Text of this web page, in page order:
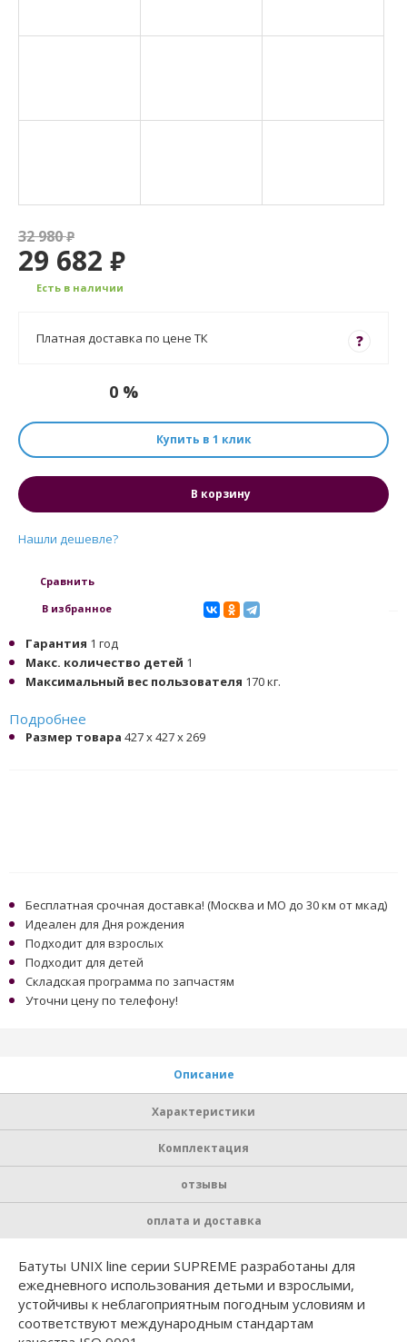
32 980₽
29 682 ₽
Есть в наличии
?
Платная доставка по цене ТК
0 %
Купить в 1 клик
В корзину
Нашли дешевле?
Сравнить
В избранное
Гарантия 1 год
Макс. количество детей 1
Максимальный вес пользователя 170 кг.
Подробнее
Размер товара 427 х 427 х 269
Бесплатная срочная доставка! (Москва и МО до 30 км от мкад)
Идеален для Дня рождения
Подходит для взрослых
Подходит для детей
Складская программа по запчастям
Уточни цену по телефону!
Описание
Характеристики
Комплектация
отзывы
оплата и доставка
Батуты UNIX line серии SUPREME разработаны для
ежедневного использования детьми и взрослыми,
устойчивы к неблагоприятным погодным условиям и
соответствуют международным стандартам